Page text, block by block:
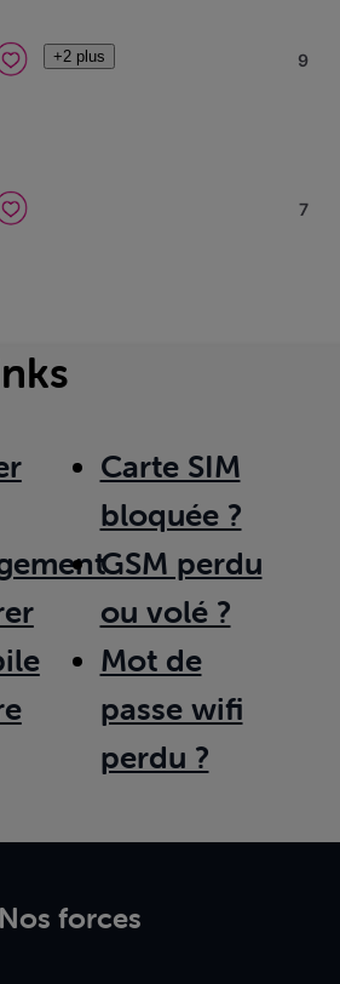
+2 plus 9
7
Carte SIM
bloquée ?
GSM perdu
ou volé ?
Mot de
passe wifi
perdu ?
Nos forces